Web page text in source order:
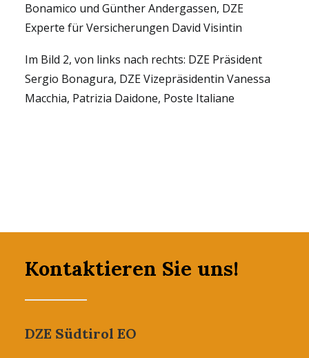
Bonamico und Günther Andergassen, DZE
Experte für Versicherungen David Visintin
Im Bild 2, von links nach rechts: DZE Präsident
Sergio Bonagura, DZE Vizepräsidentin Vanessa
Macchia, Patrizia Daidone, Poste Italiane
Kontaktieren Sie uns!
DZE Südtirol EO